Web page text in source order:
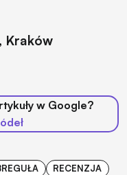
Kraków
w Google?
RECENZJA